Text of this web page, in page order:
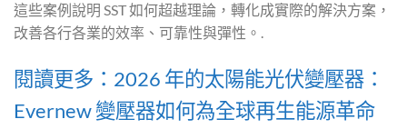
這些案例說明 SST 如何超越理論，轉化成實際的解決方案，
改善各行各業的效率、可靠性與彈性。.
閱讀更多：2026 年的太陽能光伏變壓器：
Evernew 變壓器如何為全球再生能源革命